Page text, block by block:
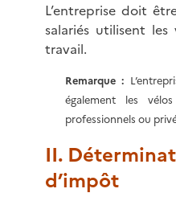
L’entreprise doit
salariés utilisent
travail.
Remarque :
également les
professionnels ou
II.
d’impôt